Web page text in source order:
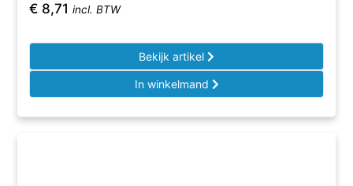
€ 8,71 incl. BTW
Bekijk artikel
In winkelmand